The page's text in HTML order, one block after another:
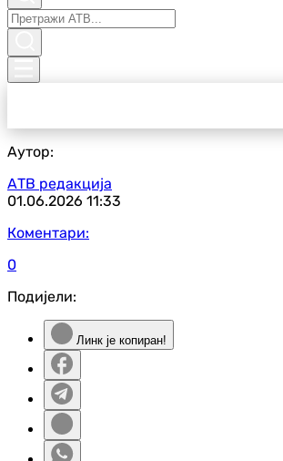
Аутор:
АТВ редакција
01.06.2026 11:33
Коментари:
0
Подијели:
Линк је копиран!